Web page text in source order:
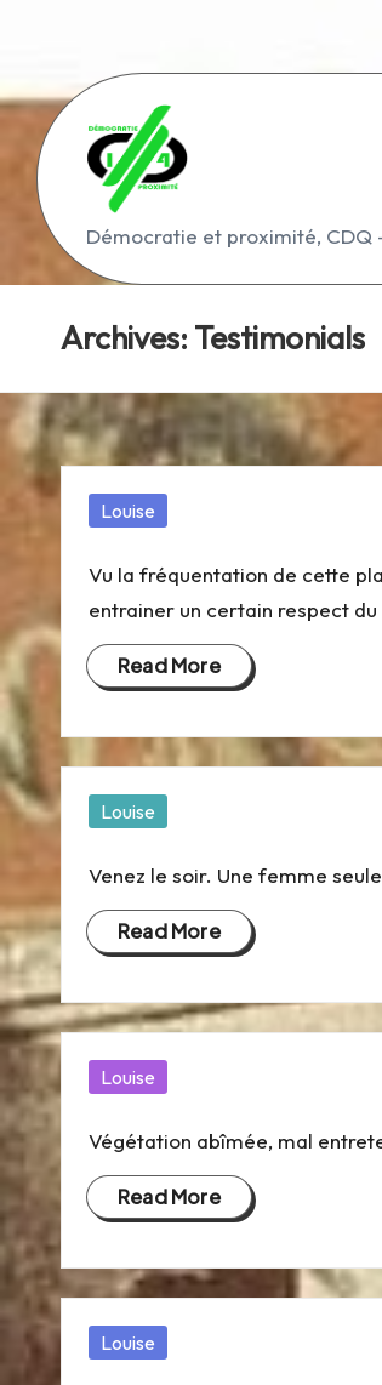
to
content
D
é
m
o
c
r
a
ti
e
et
p
r
o
xi
m
it
é,
C
D
Q
-
D
Démocratie et proximité, CDQ
Archives: Testimonials
Posted
Louise
Vu la fréquentation de cette
entrainer un certain respect
Read More
Posted
Louise
Venez le soir. Une femme
Read More
Posted
Louise
Végétation abîmée, mal
Read More
Posted
Louise